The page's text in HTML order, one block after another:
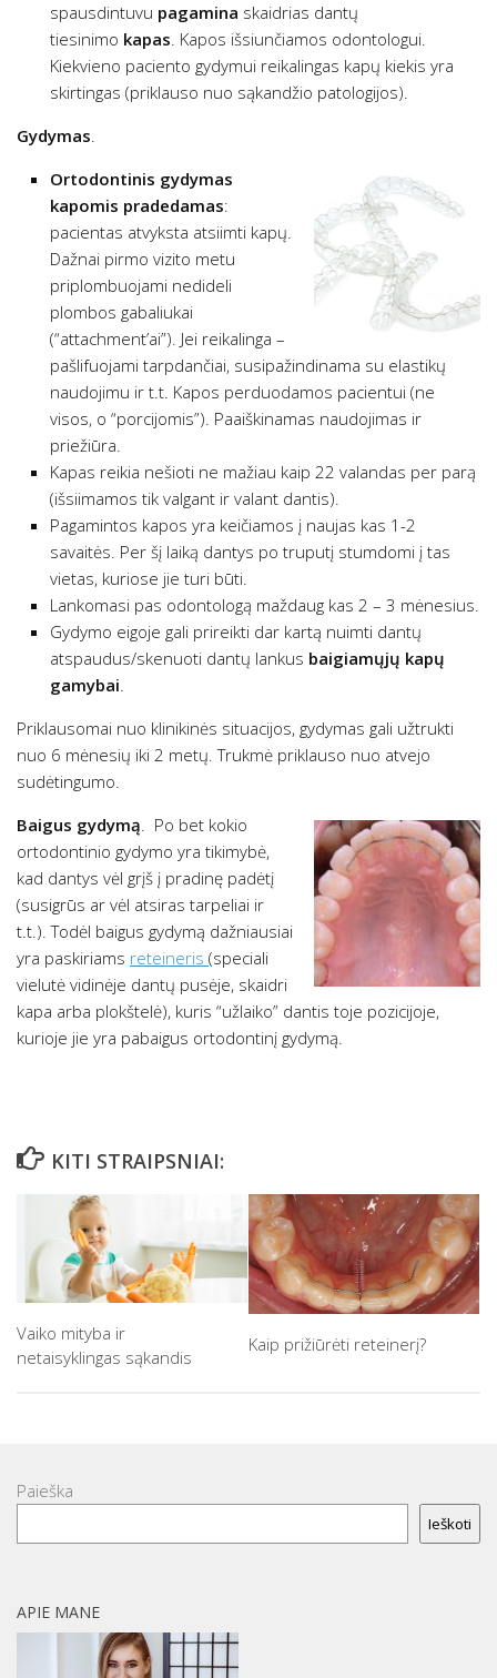
spausdintuvu pagamina skaidrias dantų
tiesinimo kapas. Kapos išsiunčiamos odontologui.
Kiekvieno paciento gydymui reikalingas kapų kiekis yra
skirtingas (priklauso nuo sąkandžio patologijos).
Gydymas.
Ortodontinis gydymas
kapomis pradedamas:
pacientas atvyksta atsiimti kapų.
Dažnai pirmo vizito metu
priplombuojami nedideli
plombos gabaliukai
(“attachment’ai”). Jei reikalinga –
pašlifuojami tarpdančiai, susipažindinama su elastikų
naudojimu ir t.t. Kapos perduodamos pacientui (ne
visos, o “porcijomis”). Paaiškinamas naudojimas ir
priežiūra.
Kapas reikia nešioti ne mažiau kaip 22 valandas per parą
(išsiimamos tik valgant ir valant dantis).
Pagamintos kapos yra keičiamos į naujas kas 1-2
savaitės. Per šį laiką dantys po truputį stumdomi į tas
vietas, kuriose jie turi būti.
Lankomasi pas odontologą maždaug kas 2 – 3 mėnesius.
Gydymo eigoje gali prireikti dar kartą nuimti dantų
atspaudus/skenuoti dantų lankus baigiamųjų kapų
gamybai.
Priklausomai nuo klinikinės situacijos, gydymas gali užtrukti
nuo 6 mėnesių iki 2 metų. Trukmė priklauso nuo atvejo
sudėtingumo.
Baigus gydymą. Po bet kokio
ortodontinio gydymo yra tikimybė,
kad dantys vėl grįš į pradinę padėtį
(susigrūs ar vėl atsiras tarpeliai ir
t.t.). Todėl baigus gydymą dažniausiai
yra paskiriams reteineris (speciali
vielutė vidinėje dantų pusėje, skaidri
kapa arba plokštelė), kuris “užlaiko” dantis toje pozicijoje,
kurioje jie yra pabaigus ortodontinį gydymą.
KITI STRAIPSNIAI:
Vaiko mityba ir
netaisyklingas sąkandis
Kaip prižiūrėti reteinerį?
Paieška
Ieškoti
APIE MANE